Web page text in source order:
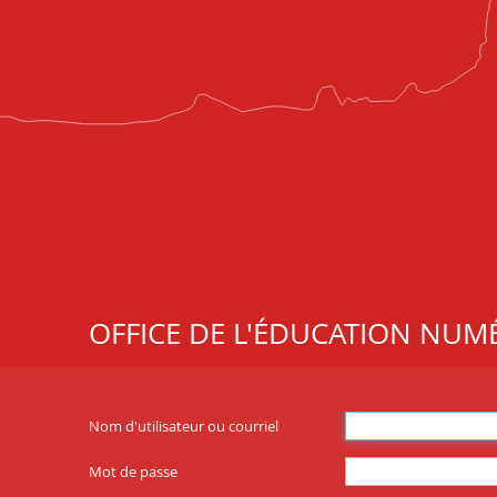
OFFICE DE L'ÉDUCATION
Nom d'utilisateur ou courriel
Mot de passe